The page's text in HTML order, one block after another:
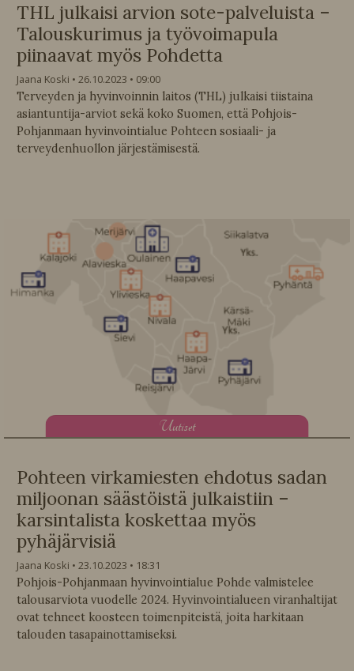
THL julkaisi arvion sote-palveluista –
Talouskurimus ja työvoimapula
piinaavat myös Pohdetta
Jaana Koski 26.10.2023
09:00
Terveyden ja hyvinvoinnin laitos (THL) julkaisi tiistaina
asiantuntija-arviot sekä koko Suomen, että Pohjois-
Pohjanmaan hyvinvointialue Pohteen sosiaali- ja
terveydenhuollon järjestämisestä.
Uutiset
Pohteen virkamiesten ehdotus sadan
miljoonan säästöistä julkaistiin –
karsintalista koskettaa myös
pyhäjärvisiä
Jaana Koski 23.10.2023
18:31
Pohjois-Pohjanmaan hyvinvointialue Pohde valmistelee
talousarviota vuodelle 2024. Hyvinvointialueen viranhaltijat
ovat tehneet koosteen toimenpiteistä, joita harkitaan
talouden tasapainottamiseksi.